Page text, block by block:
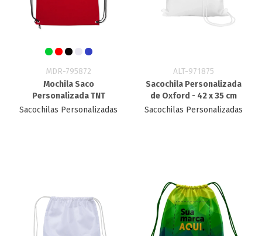
MDR-795872
Mochila Saco
Personalizada TNT
Sacochilas Personalizadas
ALT-971875
Sacochila Personalizada
de Oxford - 42 x 35 cm
Sacochilas Personalizadas